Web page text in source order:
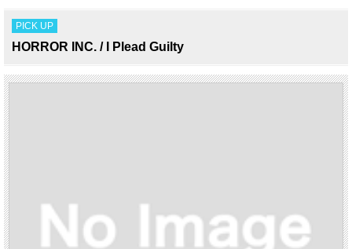
PICK UP
HORROR INC. / I Plead Guilty